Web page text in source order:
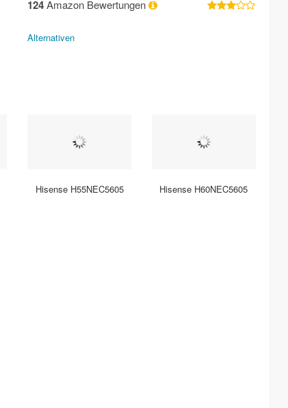
124Amazon Bewertungen
Alternativen
Hisense H55NEC5605 Hisense H60NEC5605